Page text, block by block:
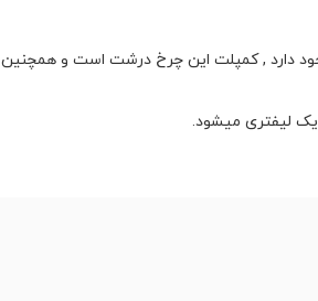
دارد , کمپلت این چرخ درشت است و همچنین
لیفتری میشود.